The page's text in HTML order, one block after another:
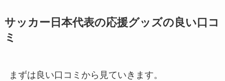
サッカー日本代表の応援グッズの良い口コ
ミ
まずは良い口コミから見ていきます。